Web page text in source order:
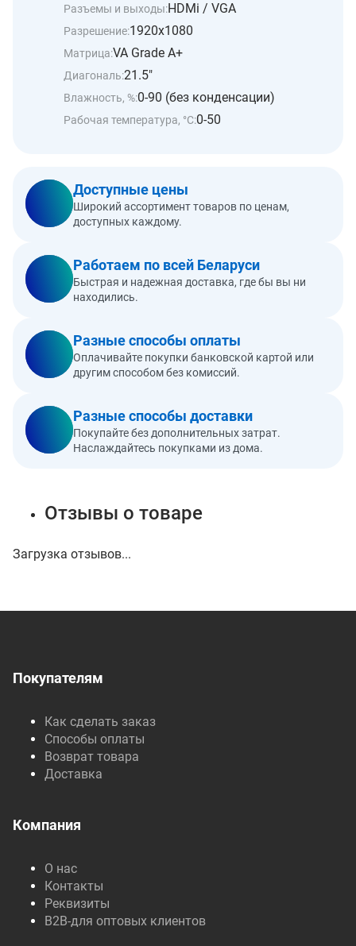
Разъемы и выходы:HDMi / VGA
Разрешение:1920x1080
Матрица:VA Grade A+
Диагональ:21.5"
Влажность, %:0-90 (без конденсации)
Рабочая температура, °C:0-50
Доступные цены
Широкий ассортимент товаров по ценам,
доступных каждому.
Работаем по всей Беларуси
Быстрая и надежная доставка, где бы вы ни
находились.
Разные способы оплаты
Оплачивайте покупки банковской картой или
другим способом без комиссий.
Разные способы доставки
Покупайте без дополнительных затрат.
Наслаждайтесь покупками из дома.
Отзывы о товаре
Загрузка отзывов...
Покупателям
Как сделать заказ
Способы оплаты
Возврат товара
Доставка
Компания
О нас
Контакты
Реквизиты
B2B-для оптовых клиентов